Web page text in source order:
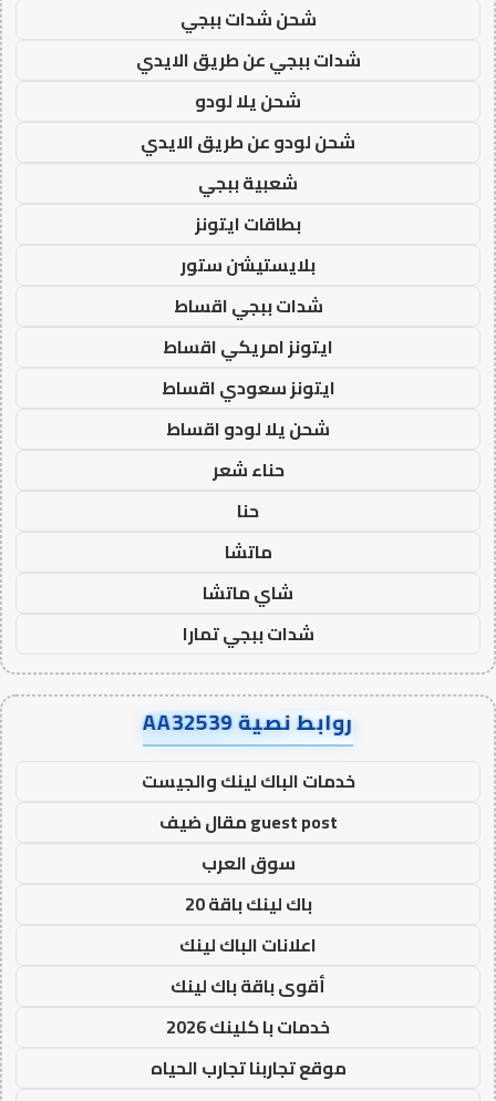
شحن شدات ببجي
شدات ببجي عن طريق الايدي
شحن يلا لودو
شحن لودو عن طريق الايدي
شعبية ببجي
بطاقات ايتونز
بلايستيشن ستور
شدات ببجي اقساط
ايتونز امريكي اقساط
ايتونز سعودي اقساط
شحن يلا لودو اقساط
حناء شعر
حنا
ماتشا
شاي ماتشا
شدات ببجي تمارا
روابط نصية AA32539
خدمات الباك لينك والجيست
guest post مقال ضيف
سوق العرب
باك لينك باقة 20
اعلانات الباك لينك
أقوى باقة باك لينك
خدمات با كلينك 2026
موقع تجاربنا تجارب الحياه